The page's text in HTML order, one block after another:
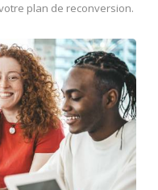
plan de reconversion.